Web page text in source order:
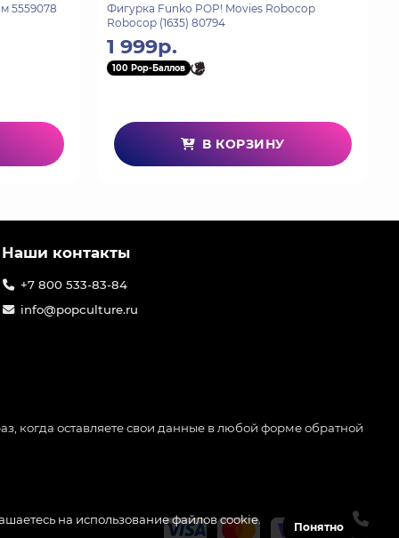
5559078
Фигурка Funko POP! Movies Robocop
Robocop (1635) 80794
1 999р.
100 Pop-Баллов
В КОРЗИНУ
на использование файлов cookie.
Понятно
Наши контакты
+7 800 533-83-84
info@popculture.ru
когда оставляете свои данные в любой форме обратной